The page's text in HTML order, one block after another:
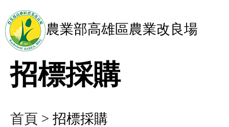
農業部高雄區農業改良場
招標採購
首頁 > 招標採購